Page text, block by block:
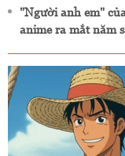
"Người anh em"
anime ra mắt năm